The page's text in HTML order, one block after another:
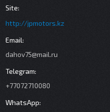
http://jpmotors.kz
dahov75@mail.ru
+77072710080